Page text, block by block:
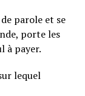
parole et se
porte les
à payer.
lequel